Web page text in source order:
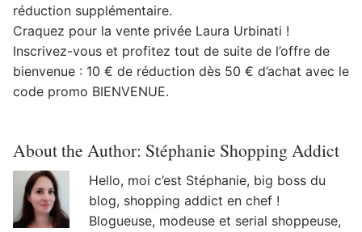
réduction supplémentaire.
Craquez pour la vente privée Laura Urbinati !
Inscrivez-vous et profitez tout de suite de l’offre de
bienvenue : 10 € de réduction dès 50 € d’achat avec le
code promo BIENVENUE.
About the Author: Stéphanie Shopping Addict
Hello, moi c’est Stéphanie, big boss du
blog, shopping addict en chef !
Blogueuse, modeuse et serial shoppeuse,